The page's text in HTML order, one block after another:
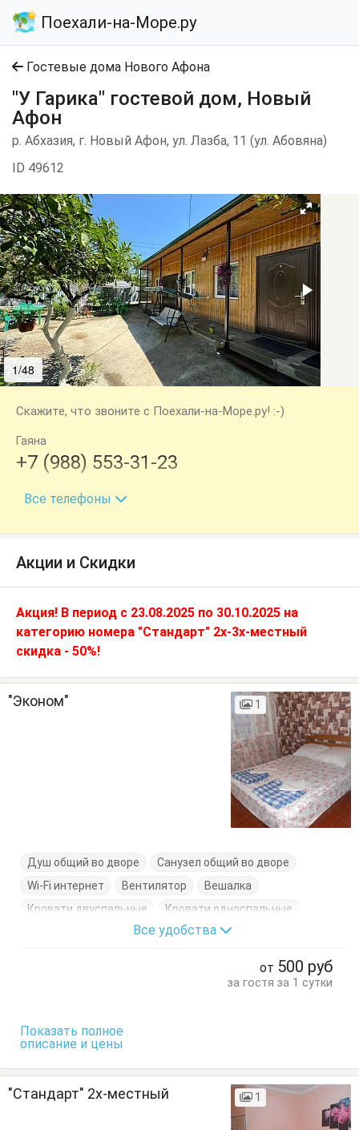
Поехали-на-Море.ру
Гостевые дома Нового Афона
"У Гарика" гостевой дом, Новый
Афон
р. Абхазия, г. Новый Афон, ул. Лазба, 11 (ул. Абовяна)
ID 49612
1/48
Скажите, что звоните с Поехали-на-Море.ру! :-)
Гаяна
+7 (988) 553-31-23
+7 (940) 996-99-02
Все телефоны
Акции и Скидки
Акция! В период с 23.08.2025 по 30.10.2025 на
категорию номера "Стандарт" 2х-3х-местный
скидка - 50%!
"Эконом" 1
Душ общий во дворе
Санузел общий во дворе
Wi-Fi интернет
Вентилятор
Вешалка
Кровати двуспальные
Кровати односпальные
Все удобства
от 500 руб
за гостя за 1 сутки
Показать полное
описание и цены
"Стандарт" 2х-местный 1